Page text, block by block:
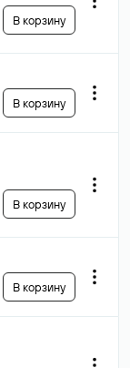
В корзину
В корзину
В корзину
В корзину